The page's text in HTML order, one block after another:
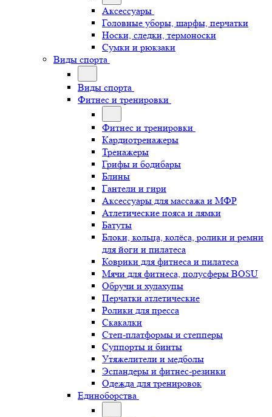
Аксессуары
Головные уборы, шарфы, перчатки
Носки, следки, термоноски
Сумки и рюкзаки
Виды спорта
Виды спорта
Фитнес и тренировки
Фитнес и тренировки
Кардиотренажеры
Тренажеры
Грифы и бодибары
Блины
Гантели и гири
Аксессуары для массажа и МФР
Атлетические пояса и лямки
Батуты
Блоки, кольца, колёса, ролики и ремни
для йоги и пилатеса
Коврики для фитнеса и пилатеса
Мячи для фитнеса, полусферы BOSU
Обручи и хулахупы
Перчатки атлетические
Ролики для пресса
Скакалки
Степ-платформы и степперы
Суппорты и бинты
Утяжелители и медболы
Эспандеры и фитнес-резинки
Одежда для тренировок
Единоборства